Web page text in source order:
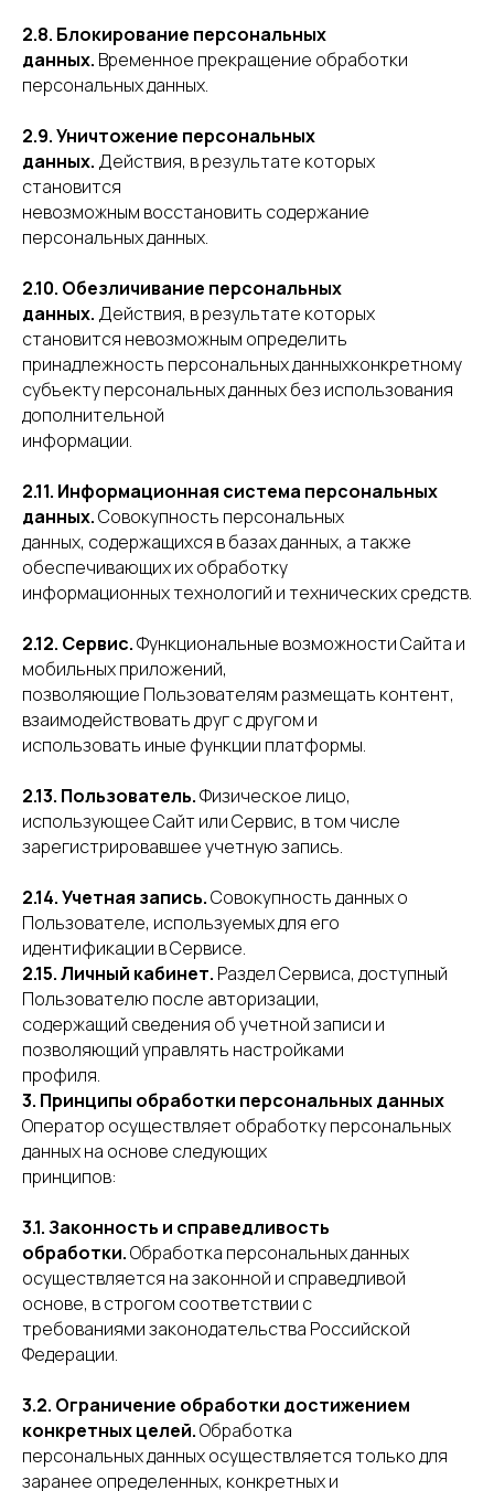
2.8. Блокирование персональных
данных. Временное прекращение обработки
персональных данных.
2.9. Уничтожение персональных
данных. Действия, в результате которых
становится
невозможным восстановить содержание
персональных данных.
2.10. Обезличивание персональных
данных. Действия, в результате которых
становится невозможным определить
принадлежность персональных данныхконкретному
субъекту персональных данных без использования
дополнительной
информации.
2.11. Информационная система персональных
данных.Совокупность персональных
данных, содержащихся в базах данных, а также
обеспечивающих их обработку
информационных технологий и технических средств.
2.12. Сервис.Функциональные возможности Сайта и
мобильных приложений,
позволяющие Пользователям размещать контент,
взаимодействовать друг с другом и
использовать иные функции платформы.
2.13. Пользователь.Физическое лицо,
использующее Сайт или Сервис, в том числе
зарегистрировавшее учетную запись.
2.14. Учетная запись.Совокупность данных о
Пользователе, используемых для его
идентификации в Сервисе.
2.15. Личный кабинет. Раздел Сервиса, доступный
Пользователю после авторизации,
содержащий сведения об учетной записи и
позволяющий управлять настройками
профиля.
3. Принципы обработки персональных данных
Оператор осуществляет обработку персональных
данных на основе следующих
принципов:
3.1. Законность и справедливость
обработки.Обработка персональных данных
осуществляется на законной и справедливой
основе, в строгом соответствии с
требованиями законодательства Российской
Федерации.
3.2. Ограничение обработки достижением
конкретных целей.Обработка
персональных данных осуществляется только для
заранее определенных, конкретных и